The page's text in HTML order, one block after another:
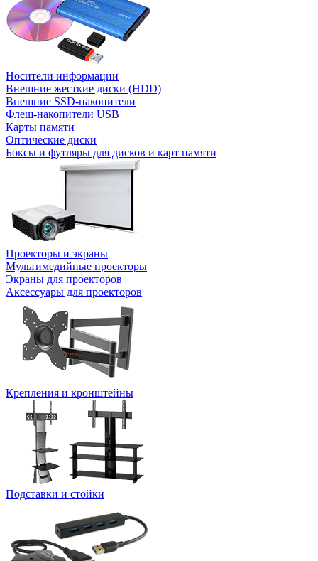
Носители информации
Внешние жесткие диски (HDD)
Внешние SSD-накопители
Флеш-накопители USB
Карты памяти
Оптические диски
Боксы и футляры для дисков и карт памяти
Проекторы и экраны
Мультимедийные проекторы
Экраны для проекторов
Аксессуары для проекторов
Крепления и кронштейны
Подставки и стойки